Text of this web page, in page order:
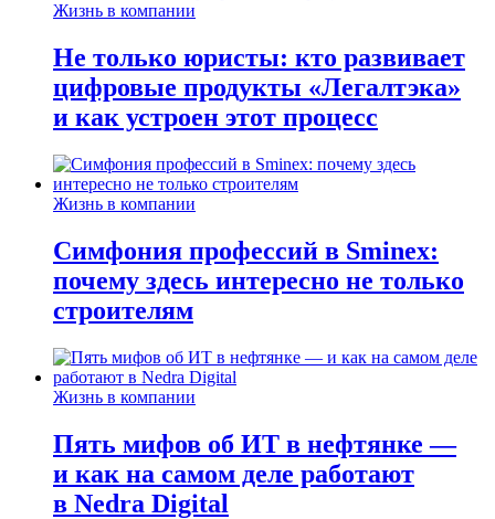
Жизнь в компании
Не только юристы: кто развивает
цифровые продукты «Легалтэка»
и как устроен этот процесс
Жизнь в компании
Симфония профессий в Sminex:
почему здесь интересно не только
строителям
Жизнь в компании
Пять мифов об ИТ в нефтянке —
и как на самом деле работают
в Nedra Digital